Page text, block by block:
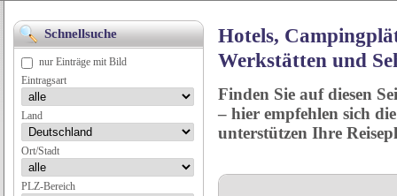
Hotels,
Werkstätten und
Finden Sie auf diesen
– hier empfehlen sich
unterstützen Ihre
Schnellsuche
nur Einträge mit Bild
Eintragsart
Land
Ort/Stadt
PLZ-Bereich